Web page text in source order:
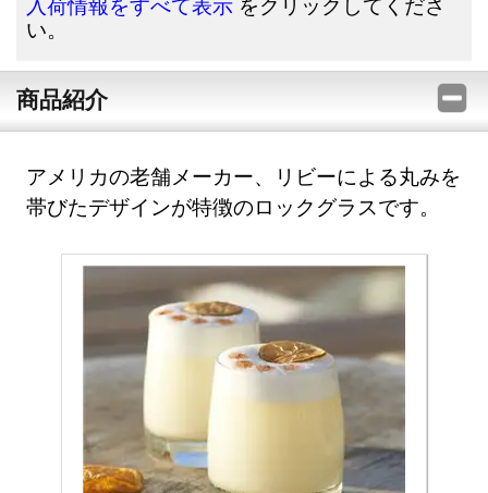
入荷情報をすべて表示
い。
商品紹介
アメリカの老舗メーカー、リビーによる丸みを
帯びたデザインが特徴のロックグラスです。